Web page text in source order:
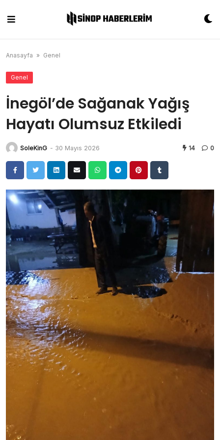
content
Anasayfa » Genel
Genel
İnegöl’de Sağanak Yağış
Hayatı Olumsuz Etkiledi
SoleKinG - 30 Mayıs 2026 14 0